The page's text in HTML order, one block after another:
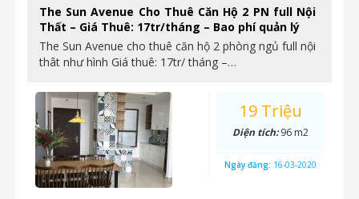
The Sun Avenue Cho Thuê Căn Hộ 2 PN full Nội
Thất – Giá Thuê: 17tr/tháng – Bao phí quản lý
The Sun Avenue cho thuê căn hộ 2 phòng ngủ full nội
thât như hình Giá thuê: 17tr/ tháng –…
19 Triệu
Diện tích:96 m2
Ngày đăng: 16-03-2020